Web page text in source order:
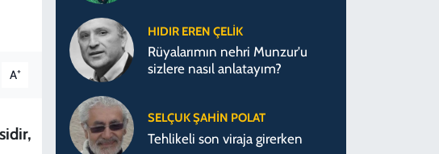
A+
HIDIR EREN ÇELIK
Rüyalarımın nehri Munzur'u
sizlere nasıl anlatayım?
SELÇUK ŞAHIN POLAT
Tehlikeli son viraja girerken